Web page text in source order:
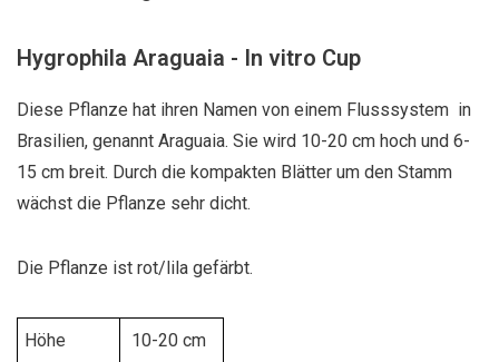
Hygrophila Araguaia - In vitro Cup
Diese Pflanze hat ihren Namen von einem Flusssystem in
Brasilien, genannt Araguaia. Sie wird 10-20 cm hoch und 6-
15 cm breit. Durch die kompakten Blätter um den Stamm
wächst die Pflanze sehr dicht.
Die Pflanze ist rot/lila gefärbt.
Höhe 10-20 cm